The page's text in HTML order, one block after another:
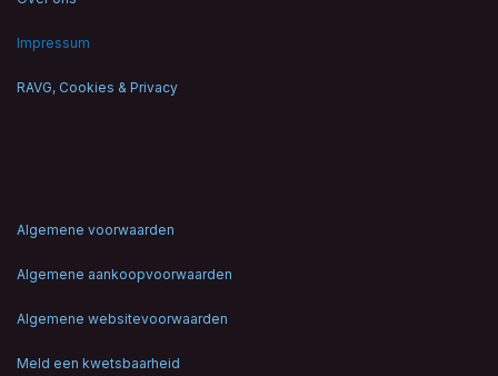
Impressum
RAVG, Cookies & Privacy
Algemene voorwaarden
Algemene aankoopvoorwaarden
Algemene websitevoorwaarden
Meld een kwetsbaarheid